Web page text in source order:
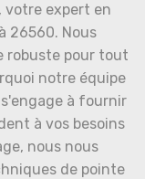
votre expert en
26560. Nous
robuste pour tout
notre équipe
à fournir
à vos besoins
nous nous
de pointe